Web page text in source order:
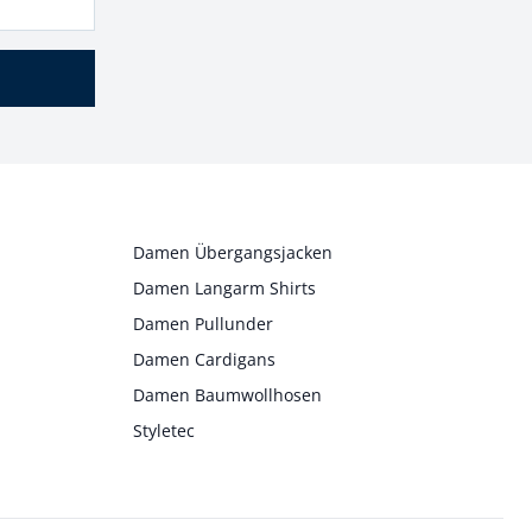
Damen Übergangsjacken
Damen Langarm Shirts
Damen Pullunder
Damen Cardigans
Damen Baumwollhosen
Styletec